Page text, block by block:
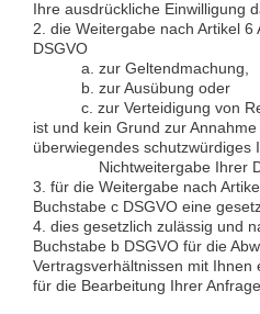
Ihre ausdrückliche Einwilligung
2. die Weitergabe nach Artikel
DSGVO
a. zur Geltendmachung,
b. zur Ausübung oder
c. zur Verteidigung von
ist und kein Grund zur
überwiegendes
Nichtweitergabe Ihrer
3. für die Weitergabe nach
Buchstabe c DSGVO eine
4. dies gesetzlich zulässig und
Buchstabe b DSGVO für die
Vertragsverhältnissen mit Ihnen
für die Bearbeitung Ihrer